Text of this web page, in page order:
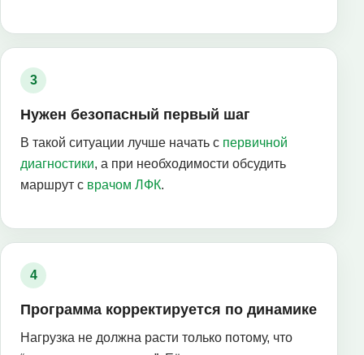
Нужен безопасный первый шаг
В такой ситуации лучше начать с первичной
диагностики, а при необходимости обсудить
маршрут с врачом ЛФК.
Программа корректируется по динамике
Нагрузка не должна расти только потому, что